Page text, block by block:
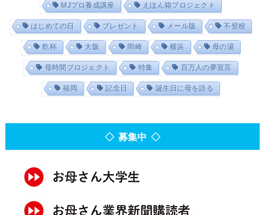
MJプロ養成講座 えほん箱プロジェクト
はじめての日 プレゼント メール版 不登校
乾杯 大阪 岡崎 横浜 母の湯
母時間プロジェクト 特集 百万人の夢宣言
福岡 記念日 誕生日に母を語る
◇ 募集中 ◇